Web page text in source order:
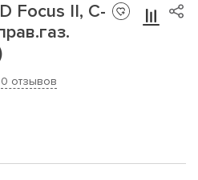
Focus II, C-
0 отзывов